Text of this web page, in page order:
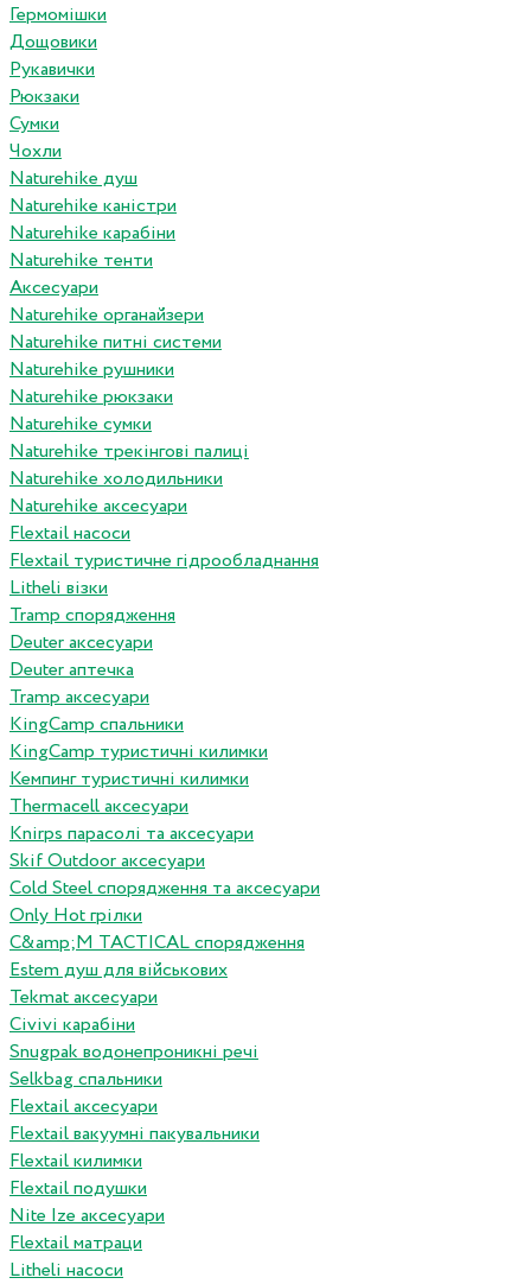
Гермомішки
Дощовики
Рукавички
Рюкзаки
Сумки
Чохли
Naturehike душ
Naturehike каністри
Naturehike карабіни
Naturehike тенти
Аксесуари
Naturehike органайзери
Naturehike питні системи
Naturehike рушники
Naturehike рюкзаки
Naturehike сумки
Naturehike трекінгові палиці
Naturehike холодильники
Naturehike аксесуари
Flextail насоси
Flextail туристичне гідрообладнання
Litheli візки
Tramp спорядження
Deuter аксесуари
Deuter аптечка
Tramp аксесуари
KingCamp спальники
KingCamp туристичні килимки
Кемпинг туристичні килимки
Thermacell аксесуари
Knirps парасолі та аксесуари
Skif Outdoor аксесуари
Cold Steel спорядження та аксесуари
Only Hot грілки
C&amp;M TACTICAL спорядження
Estem душ для військових
Tekmat аксесуари
Сivivi карабіни
Snugpak водонепроникні речі
Selkbag спальники
Flextail аксесуари
Flextail вакуумні пакувальники
Flextail килимки
Flextail подушки
Nite Ize аксесуари
Flextail матраци
Litheli насоси